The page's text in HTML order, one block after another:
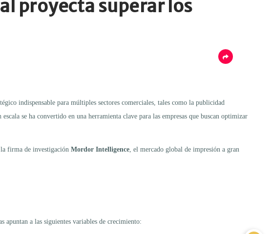
proyecta superar los
indispensable para múltiples sectores comerciales, tales como la publicidad
se ha convertido en una herramienta clave para las empresas que buscan optimizar
firma de investigación Mordor Intelligence , el mercado global de impresión a gran
apuntan a las siguientes variables de crecimiento: